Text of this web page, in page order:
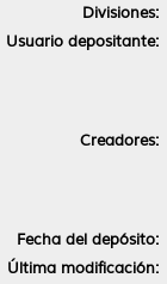
Divisiones:
Usuario depositante:
Creadores:
Fecha del depósito:
Última modificación: